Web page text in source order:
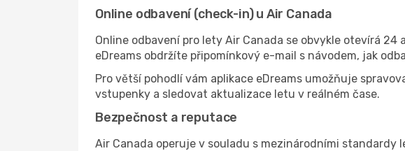
Online odbavení (check-in) u Air Canada
Online odbavení pro lety Air Canada se obvykle otevírá
eDreams obdržíte připomínkový e-mail s návodem, jak
Pro větší pohodlí vám aplikace eDreams umožňuje
vstupenky a sledovat aktualizace letu v reálném čase.
Bezpečnost a reputace
Air Canada operuje v souladu s mezinárodními standardy